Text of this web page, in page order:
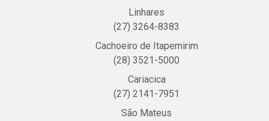
Linhares
(27) 3264-8383
Cachoeiro de Itapemirim
(28) 3521-5000
Cariacica
(27) 2141-7951
São Mateus